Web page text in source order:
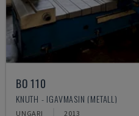
BO 110
KNUTH - IGAVMASIN (METALL)
UNGARI 2013